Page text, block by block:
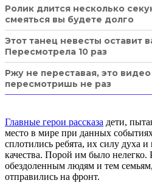
Ролик длится несколько
смеяться вы будете долго
Этот танец невесты оставит
Пересмотрела 10 раз
Ржу не переставая, это видео
пересмотришь не раз
Главные герои рассказа дети,
место в мире при данных
сплотились ребята, их силу духа
качества. Порой им было нелегко.
обездоленным людям и тем
отправились на фронт.